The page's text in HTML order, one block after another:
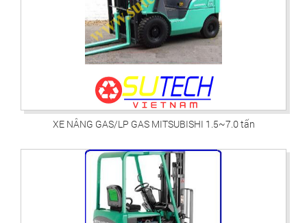
XE NÂNG GAS/LP GAS MITSUBISHI 1.5~7.0 tấn